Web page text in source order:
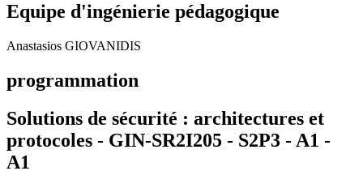
Equipe d'ingénierie pédagogique
Anastasios GIOVANIDIS
programmation
Solutions de sécurité : architectures et
protocoles - GIN-SR2I205 - S2P3 - A1 -
A1